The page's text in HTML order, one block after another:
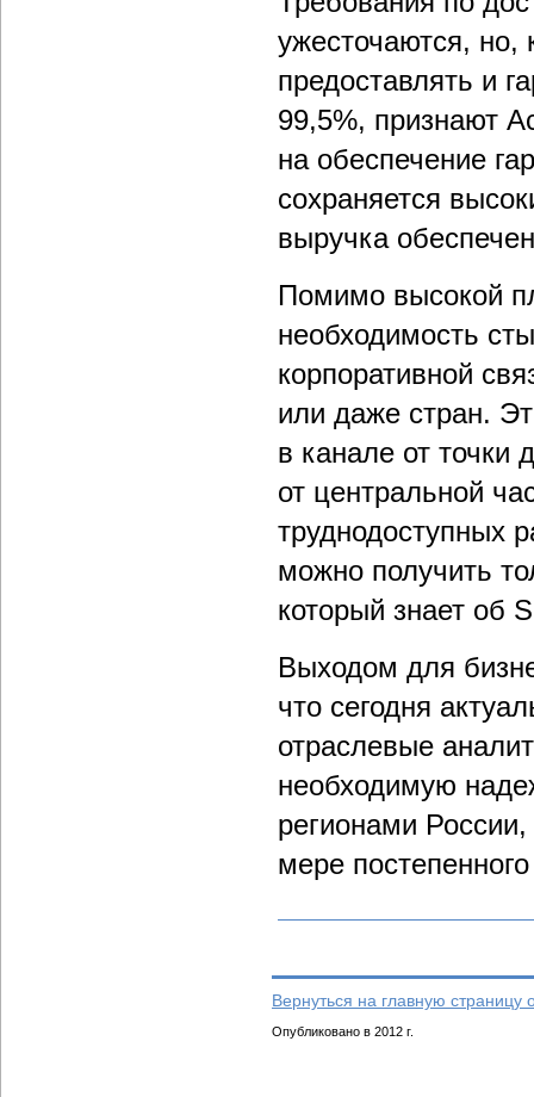
ужесточаются, но,
предоставлять и
99,5%, признают
на обеспечение
сохраняется
выручка
Помимо высокой
необходимость
корпоративной
или даже стран.
в канале от точки
от центральной
труднодоступных
можно получить
который знает об
Выходом для
что сегодня
отраслевые
необходимую
регионами
мере
Вернуться на главную страницу
Опубликовано в 2012 г.